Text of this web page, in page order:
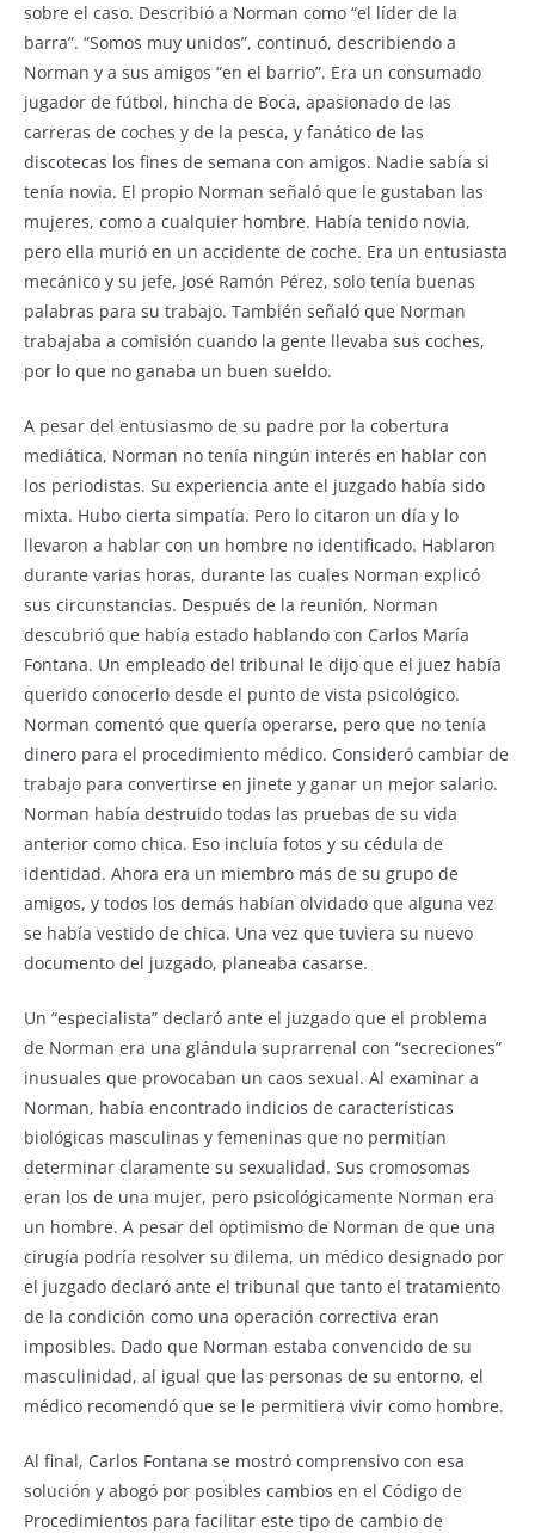
sobre el caso. Describió a Norman como “el líder de la
barra”. “Somos muy unidos”, continuó, describiendo a
Norman y a sus amigos “en el barrio”. Era un consumado
jugador de fútbol, hincha de Boca, apasionado de las
carreras de coches y de la pesca, y fanático de las
discotecas los fines de semana con amigos. Nadie sabía si
tenía novia. El propio Norman señaló que le gustaban las
mujeres, como a cualquier hombre. Había tenido novia,
pero ella murió en un accidente de coche. Era un entusiasta
mecánico y su jefe, José Ramón Pérez, solo tenía buenas
palabras para su trabajo. También señaló que Norman
trabajaba a comisión cuando la gente llevaba sus coches,
por lo que no ganaba un buen sueldo.
A pesar del entusiasmo de su padre por la cobertura
mediática, Norman no tenía ningún interés en hablar con
los periodistas. Su experiencia ante el juzgado había sido
mixta. Hubo cierta simpatía. Pero lo citaron un día y lo
llevaron a hablar con un hombre no identificado. Hablaron
durante varias horas, durante las cuales Norman explicó
sus circunstancias. Después de la reunión, Norman
descubrió que había estado hablando con Carlos María
Fontana. Un empleado del tribunal le dijo que el juez había
querido conocerlo desde el punto de vista psicológico.
Norman comentó que quería operarse, pero que no tenía
dinero para el procedimiento médico. Consideró cambiar de
trabajo para convertirse en jinete y ganar un mejor salario.
Norman había destruido todas las pruebas de su vida
anterior como chica. Eso incluía fotos y su cédula de
identidad. Ahora era un miembro más de su grupo de
amigos, y todos los demás habían olvidado que alguna vez
se había vestido de chica. Una vez que tuviera su nuevo
documento del juzgado, planeaba casarse.
Un “especialista” declaró ante el juzgado que el problema
de Norman era una glándula suprarrenal con “secreciones”
inusuales que provocaban un caos sexual. Al examinar a
Norman, había encontrado indicios de características
biológicas masculinas y femeninas que no permitían
determinar claramente su sexualidad. Sus cromosomas
eran los de una mujer, pero psicológicamente Norman era
un hombre. A pesar del optimismo de Norman de que una
cirugía podría resolver su dilema, un médico designado por
el juzgado declaró ante el tribunal que tanto el tratamiento
de la condición como una operación correctiva eran
imposibles. Dado que Norman estaba convencido de su
masculinidad, al igual que las personas de su entorno, el
médico recomendó que se le permitiera vivir como hombre.
Al final, Carlos Fontana se mostró comprensivo con esa
solución y abogó por posibles cambios en el Código de
Procedimientos para facilitar este tipo de cambio de